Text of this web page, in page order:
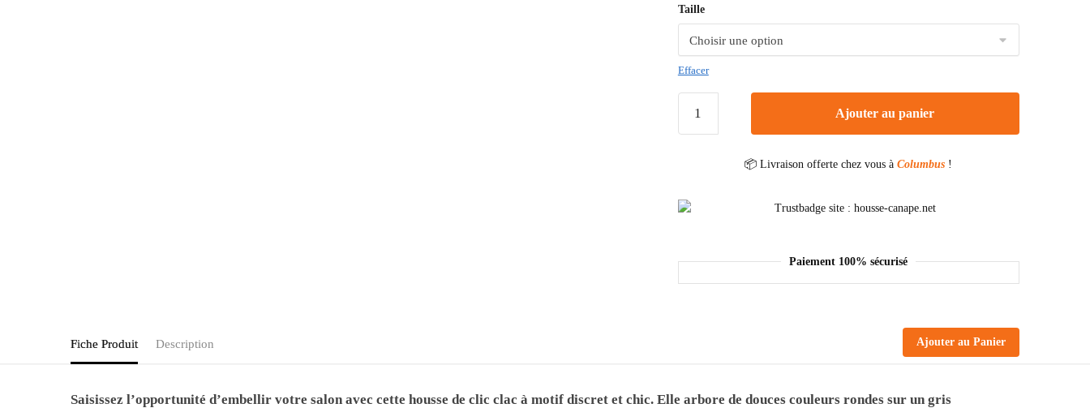
Taille
Effacer
Ajouter au panier
📦 Livraison offerte chez vous àColumbus !
Paiement 100% sécurisé
Fiche Produit Description Ajouter au Panier
Saisissez l’opportunité d’embellir votre salon avec cette housse de clic clac à motif discret et chic. Elle arbore de douces couleurs rondes sur un gris